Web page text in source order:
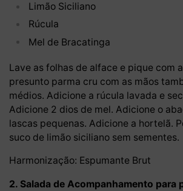
Limão Siciliano
Rúcula
Mel de Bracatinga
Lave as folhas de alface e pique com
presunto parma cru com as mãos
médios. Adicione a rúcula lavada e
Adicione 2 dios de mel. Adicione o
lascas pequenas. Adicione a hortelã.
suco de limão siciliano sem sementes.
Harmonização: Espumante Brut
2. Salada de Acompanhamento para